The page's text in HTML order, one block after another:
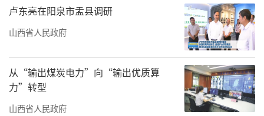
声屏障安装项目负责人李晓强告诉记者，此次
安装的声屏障上部与下部分别是1米的金属屏
体，中间1.5米的通透屏体。为保证使用年限和
吸隔声效果达到要求，屏体外壳选用铝合金，
内部选用与高速铁路声屏障一样的吸声材料。
屏体中部用的钢化夹胶玻璃，这样在桥上乘客
卢东亮在阳泉市盂县调研
山西省人民政府
从“输出煤炭电力”向“输出优质算
力”转型
山西省人民政府